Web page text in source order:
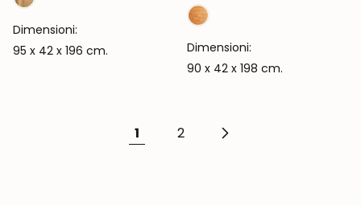
Dimensioni:
95 x 42 x 196 cm.
Dimensioni:
90 x 42 x 198 cm.
1 2